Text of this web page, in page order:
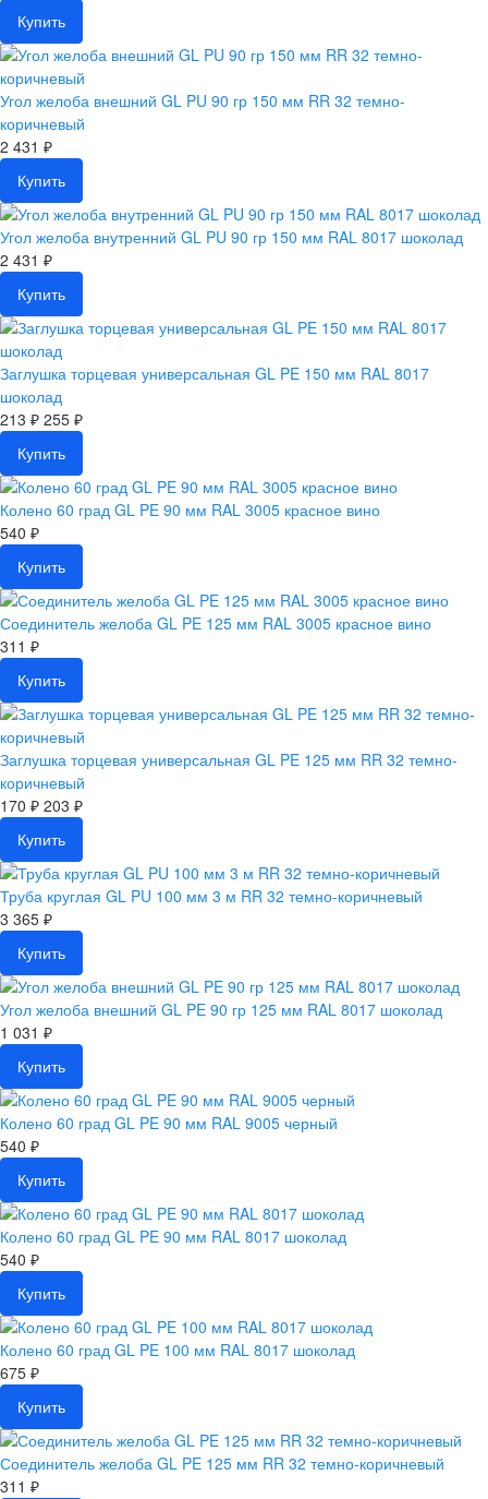
Купить
Угол желоба внешний GL PU 90 гр 150 мм RR 32 темно-
коричневый
2 431 ₽
Купить
Угол желоба внутренний GL PU 90 гр 150 мм RAL 8017 шоколад
2 431 ₽
Купить
Заглушка торцевая универсальная GL PE 150 мм RAL 8017
шоколад
213 ₽ 255 ₽
Купить
Колено 60 град GL PE 90 мм RAL 3005 красное вино
540 ₽
Купить
Соединитель желоба GL PE 125 мм RAL 3005 красное вино
311 ₽
Купить
Заглушка торцевая универсальная GL PE 125 мм RR 32 темно-
коричневый
170 ₽ 203 ₽
Купить
Труба круглая GL PU 100 мм 3 м RR 32 темно-коричневый
3 365 ₽
Купить
Угол желоба внешний GL PE 90 гр 125 мм RAL 8017 шоколад
1 031 ₽
Купить
Колено 60 град GL PE 90 мм RAL 9005 черный
540 ₽
Купить
Колено 60 град GL PE 90 мм RAL 8017 шоколад
540 ₽
Купить
Колено 60 град GL PE 100 мм RAL 8017 шоколад
675 ₽
Купить
Соединитель желоба GL PE 125 мм RR 32 темно-коричневый
311 ₽